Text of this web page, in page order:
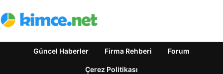
Güncel Haberler Firma Rehberi Forum
Çerez Politikası